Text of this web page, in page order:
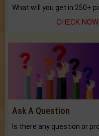
CHECK NOW
Ask A Question